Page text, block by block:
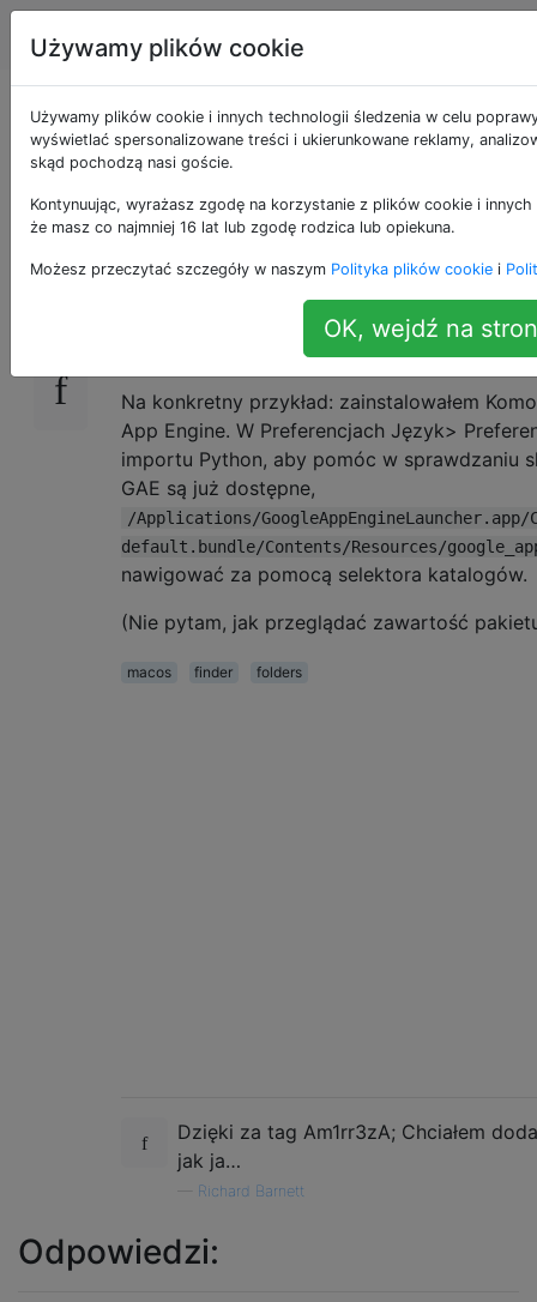
Apple Tagi
Jak wybrać plik lub
katalog w pakiecie?
8
Gdy aplikacja wyskakuje w standardowym
katalogów w systemie Mac OS X, nie
czemu mogę wybrać coś w sobie. Czy
symbolicznego łącza do celu?
Na konkretny przykład: zainstalowałem
App Engine. W Preferencjach Język>
importu Python, aby pomóc w sprawdzaniu
GAE są już dostępne,
/Applications/GoogleAppEngineLauncher.app/
default.bundle/Contents/Resources/
nawigować za pomocą selektora katalogów.
(Nie pytam, jak przeglądać zawartość
macos finder folders
Dzięki za tag Am1rr3zA; Chciałem
jak ja…
Richard Barnett
Odpowiedzi:
Używamy plików cookie
Używamy plików cookie i innych technologii śledzenia w celu
wyświetlać spersonalizowane treści i ukierunkowane reklamy,
skąd pochodzą nasi goście.
Kontynuując, wyrażasz zgodę na korzystanie z plików cookie i
że masz co najmniej 16 lat lub zgodę rodzica lub opiekuna.
Możesz przeczytać szczegóły w naszym Polityka plików cookie i
OK, wejdź na